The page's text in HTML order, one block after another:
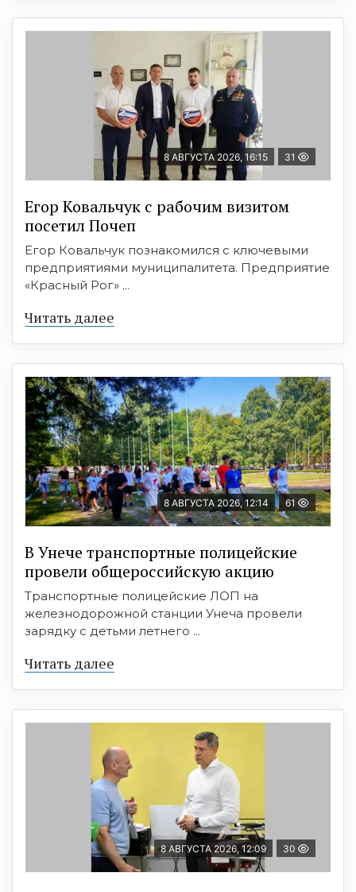
8 АВГУСТА 2026, 16:15 31
Егор Ковальчук с рабочим визитом
посетил Почеп
Егор Ковальчук познакомился с ключевыми
предприятиями муниципалитета. Предприятие
«Красный Рог» ...
Читать далее
8 АВГУСТА 2026, 12:14 61
В Унече транспортные полицейские
провели общероссийскую акцию
Транспортные полицейские ЛОП на
железнодорожной станции Унеча провели
зарядку с детьми летнего ...
Читать далее
8 АВГУСТА 2026, 12:09 30